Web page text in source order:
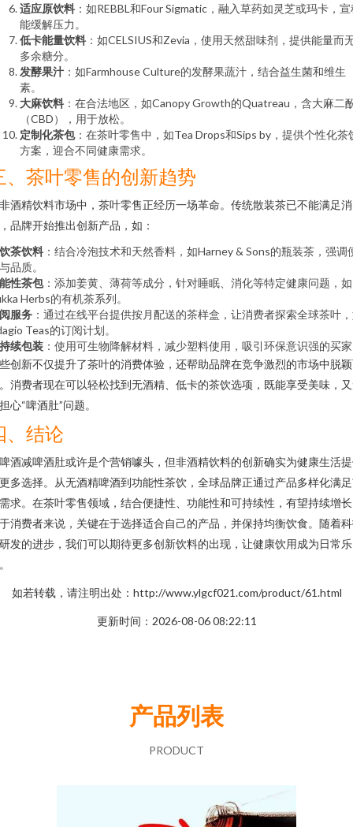
适应原饮料 ：如REBBL和Four Sigmatic，融入草药如灵芝或玛卡，
能缓解压力。
低卡能量饮料 ：如CELSIUS和Zevia，使用天然甜味剂，提供能量而
多余糖分。
发酵果汁 ：如Farmhouse Culture的发酵果蔬汁，结合益生菌和维生
素。
大麻饮料 ：在合法地区，如Canopy Growth的Quatreau，含大麻二
（CBD），用于放松。
定制化茶包：在茶叶零售中，如Tea Drops和Sips by，提供个性化茶
方案，迎合不同健康需求。
、茶叶零售的创新趋势
酒精饮料市场中，茶叶零售正经历一场革命。传统散装茶已不能满足
品牌开始推出创新产品，如：
茶饮料 ：结合冷泡技术和天然香料，如Harney & Sons的瓶装茶，强调
品质。
性茶包：添加姜黄、薄荷等成分，针对睡眠、消化等特定健康问题，如
Herbs的有机茶系列。
服务 ：通过在线平台提供按月配送的茶样盒，让消费者探索全球茶叶
Teas的订阅计划。
续包装 ：使用可生物降解材料，减少塑料使用，吸引环保意识强的买
创新不仅提升了茶叶的消费体验，还帮助品牌在竞争激烈的市场中脱
消费者现在可以轻松找到无酒精、低卡的茶饮选项，既能享受美味，
心“啤酒肚”问题。
、结论
酒减啤酒肚或许是个营销噱头，但非酒精饮料的创新确实为健康生活
多选择。从无酒精啤酒到功能性茶饮，全球品牌正通过产品多样化满
求。在茶叶零售领域，结合便捷性、功能性和可持续性，有望持续增
消费者来说，关键在于选择适合自己的产品，并保持均衡饮食。随着
发的进步，我们可以期待更多创新饮料的出现，让健康饮用成为日常乐
如若转载，请注明出处：http://www.ylgcf021.com/product/61.html
更新时间：2026-08-06 08:22:11
产品列表
PRODUCT